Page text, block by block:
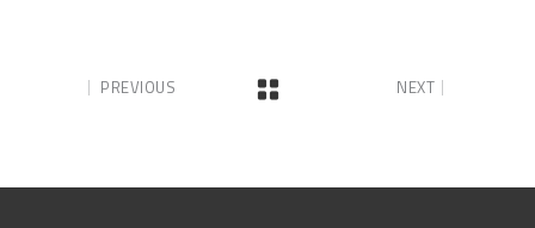
PREVIOUS NEXT